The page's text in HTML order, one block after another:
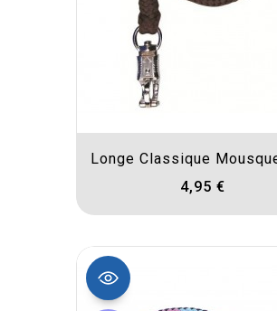
Longe Classique
4,95 €